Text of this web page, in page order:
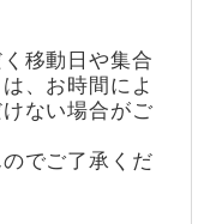
移動日や集合
、お時間によ
ない場合がご
でご了承くだ